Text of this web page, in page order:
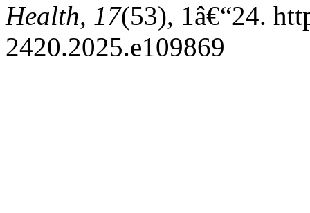
Health, 17(53), 1â€“24.
2420.2025.e109869